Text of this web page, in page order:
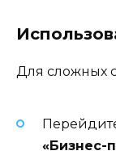
Для сложных
«Бизнес-